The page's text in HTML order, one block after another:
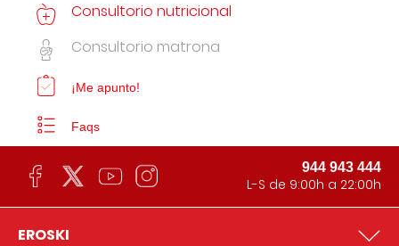
Consultorio nutricional
Consultorio matrona
¡Me apunto!
Faqs
944 943 444
L-S de 9:00h a 22:00h
EROSKI